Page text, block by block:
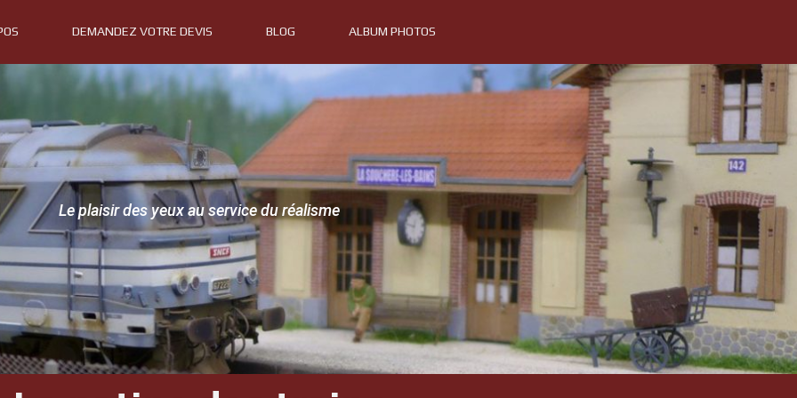
DEMANDEZ VOTRE DEVIS BLOG ALBUM PHOTOS
Le plaisir des yeux au service du réalisme